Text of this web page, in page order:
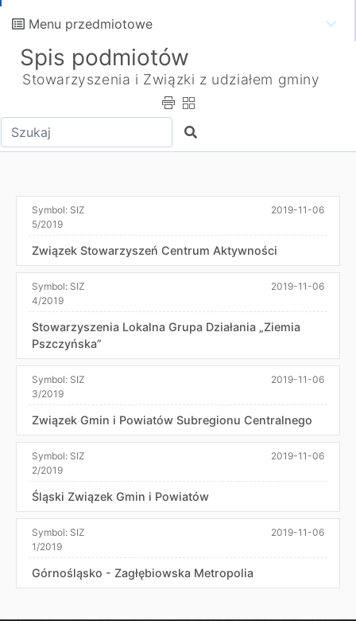
Menu przedmiotowe
Spis podmiotów
Stowarzyszenia i Związki z udziałem gminy
Wpisz tekst do wyszukania Szukaj
Symbol: SIZ
5/2019
2019-11-06
Związek Stowarzyszeń Centrum Aktywności
Symbol: SIZ
4/2019
2019-11-06
Stowarzyszenia Lokalna Grupa Działania „Ziemia
Pszczyńska”
Symbol: SIZ
3/2019
2019-11-06
Związek Gmin i Powiatów Subregionu Centralnego
Symbol: SIZ
2/2019
2019-11-06
Śląski Związek Gmin i Powiatów
Symbol: SIZ
1/2019
2019-11-06
Górnośląsko - Zagłębiowska Metropolia